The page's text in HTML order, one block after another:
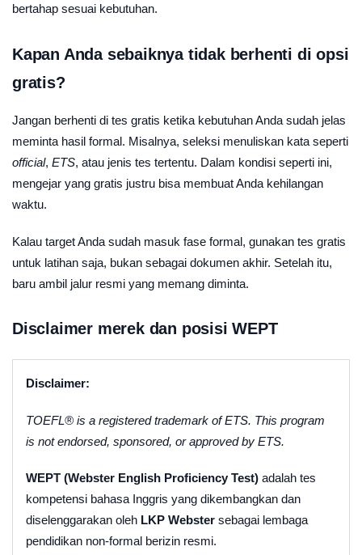
bertahap sesuai kebutuhan.
Kapan Anda sebaiknya tidak berhenti di opsi
gratis?
Jangan berhenti di tes gratis ketika kebutuhan Anda sudah jelas
meminta hasil formal. Misalnya, seleksi menuliskan kata seperti
official, ETS, atau jenis tes tertentu. Dalam kondisi seperti ini,
mengejar yang gratis justru bisa membuat Anda kehilangan
waktu.
Kalau target Anda sudah masuk fase formal, gunakan tes gratis
untuk latihan saja, bukan sebagai dokumen akhir. Setelah itu,
baru ambil jalur resmi yang memang diminta.
Disclaimer merek dan posisi WEPT
Disclaimer:
TOEFL® is a registered trademark of ETS. This program
is not endorsed, sponsored, or approved by ETS.
WEPT (Webster English Proficiency Test) adalah tes
kompetensi bahasa Inggris yang dikembangkan dan
diselenggarakan oleh LKP Webster sebagai lembaga
pendidikan non-formal berizin resmi.